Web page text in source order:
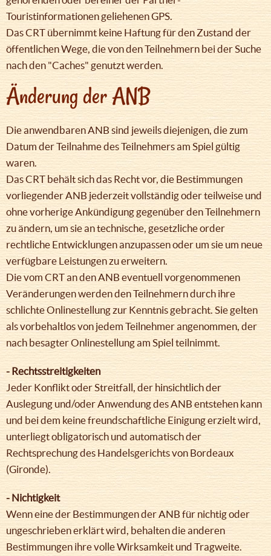
Touristinformationen geliehenen GPS.
Das CRT übernimmt keine Haftung für den Zustand der
öffentlichen Wege, die von den Teilnehmern bei der Suche
nach den "Caches" genutzt werden.
Änderung der ANB
Die anwendbaren ANB sind jeweils diejenigen, die zum
Datum der Teilnahme des Teilnehmers am Spiel gültig
waren.
Das CRT behält sich das Recht vor, die Bestimmungen
vorliegender ANB jederzeit vollständig oder teilweise und
ohne vorherige Ankündigung gegenüber den Teilnehmern
zu ändern, um sie an technische, gesetzliche order
rechtliche Entwicklungen anzupassen oder um sie um neue
verfügbare Leistungen zu erweitern.
Die vom CRT an den ANB eventuell vorgenommenen
Veränderungen werden den Teilnehmern durch ihre
schlichte Onlinestellung zur Kenntnis gebracht. Sie gelten
als vorbehaltlos von jedem Teilnehmer angenommen, der
nach besagter Onlinestellung am Spiel teilnimmt.
- Rechtsstreitigkeiten
Jeder Konflikt oder Streitfall, der hinsichtlich der
Auslegung und/oder Anwendung des ANB entstehen kann
und bei dem keine freundschaftliche Einigung erzielt wird,
unterliegt obligatorisch und automatisch der
Rechtsprechung des Handelsgerichts von Bordeaux
(Gironde).
- Nichtigkeit
Wenn eine der Bestimmungen der ANB für nichtig oder
ungeschrieben erklärt wird, behalten die anderen
Bestimmungen ihre volle Wirksamkeit und Tragweite.